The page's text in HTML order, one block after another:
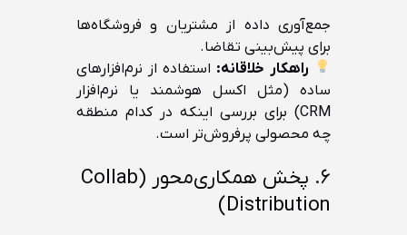
جمع‌آوری داده از مشتریان و فروشگاه‌ها
برای پیش‌بینی تقاضا.
راهکار خلاقانه: استفاده از نرم‌افزارهای
ساده (مثل اکسل هوشمند یا نرم‌افزار
CRM) برای بررسی اینکه در کدام منطقه
چه محصولی پرفروش‌تر است.
۶. پخش همکاری‌محور (Collab
Distribution)